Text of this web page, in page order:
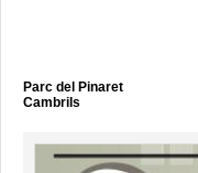
Parc del Pinaret
Cambrils